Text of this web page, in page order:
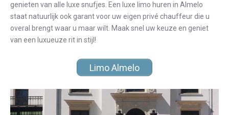
genieten van alle luxe snufjes. Een luxe limo huren in Almelo
staat natuurlijk ook garant voor uw eigen privé chauffeur die u
overal brengt waar u maar wilt. Maak snel uw keuze en geniet
van een luxueuze rit in stijl!
Limo Almelo